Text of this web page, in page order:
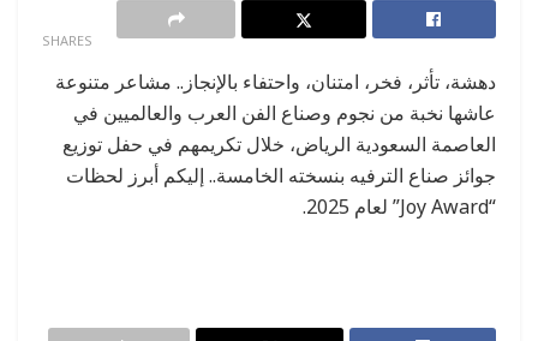
SHARES
دهشة، تأثر، فخر، امتنان، واحتفاء بالإنجاز.. مشاعر متنوعة
عاشها نخبة من نجوم وصناع الفن العرب والعالميين في
العاصمة السعودية الرياض، خلال تكريمهم في حفل توزيع
جوائز صناع الترفيه بنسخته الخامسة.. إليكم أبرز لحظات
“Joy Award” لعام 2025.